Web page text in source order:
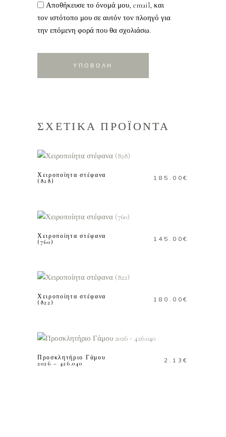
Αποθήκευσε το όνομά μου, email, και
τον ιστότοπο μου σε αυτόν τον πλοηγό για
την επόμενη φορά που θα σχολιάσω.
ΣΧΕΤΙΚΑ ΠΡΟΪΟΝΤΑ
Χειροποίητα στέφανα
(828)
185.00€
Χειροποίητα στέφανα
(760)
145.00€
Χειροποίητα στέφανα
(822)
180.00€
Προσκλητήριο Γάμου
2026 – 426.040
2.13€